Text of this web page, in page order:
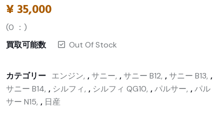
¥ 35,000
(0 ：)
買取可能数
Out Of Stock
カテゴリー エンジン ,サニー ,サニー B12 ,サニー B13 ,
サニー B14 , シルフィ , シルフィ QG10 ,パルサー ,パル
サー N15 , 日産